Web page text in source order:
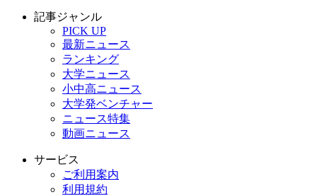
記事ジャンル
PICK UP
最新ニュース
ランキング
大学ニュース
小中高ニュース
大学発ベンチャー
ニュース特集
動画ニュース
サービス
ご利用案内
利用規約